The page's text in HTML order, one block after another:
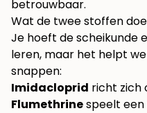
betrouwbaar.
Wat de twee stoffen
Je hoeft de scheikunde
leren, maar het helpt
snappen:
Imidacloprid richt zich
Flumethrinespeelt